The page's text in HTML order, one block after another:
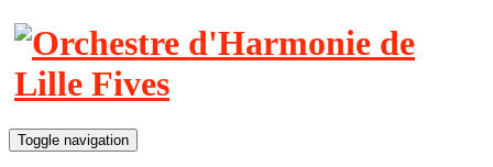
Toggle navigation